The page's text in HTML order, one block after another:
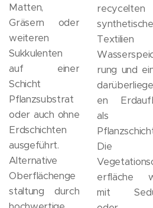
Matten,
Gräsern oder
weiteren
Sukkulenten
auf einer
Schicht
Pflanzsubstrat
oder auch ohne
Erdschichten
ausgeführt.
Alternative
Oberflächenge
staltung durch
recycelten
Textilien
rung und
en
als
Die
erfläche
mit